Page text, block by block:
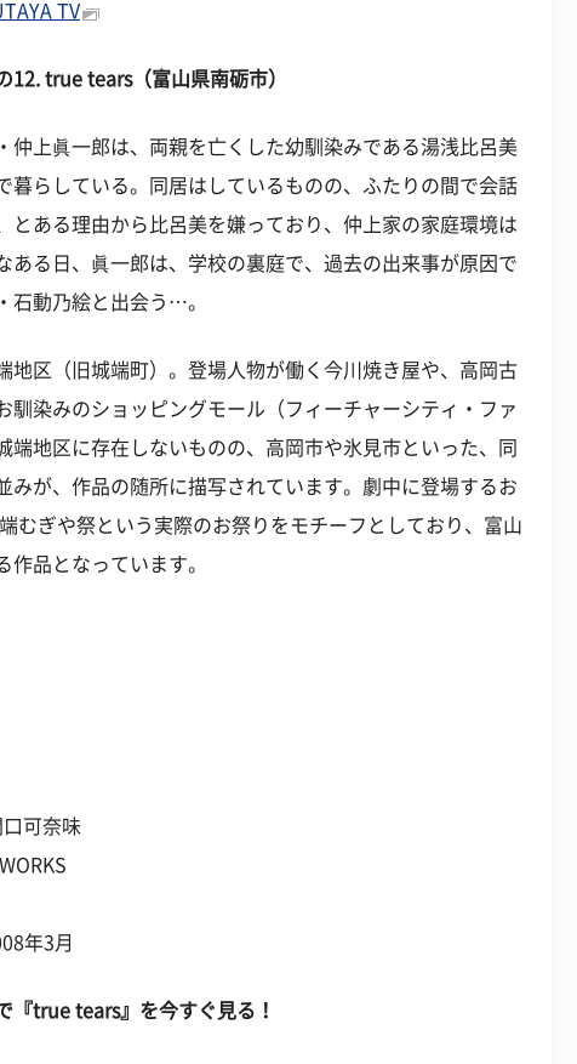
TV
12. true tears（富山県南砺市）
仲上眞一郎は、両親を亡くした幼馴染みである湯浅比呂美
暮らしている。同居はしているものの、ふたりの間で会話
とある理由から比呂美を嫌っており、仲上家の家庭環境は
ある日、眞一郎は、学校の裏庭で、過去の出来事が原因で
石動乃絵と出会う…。
地区（旧城端町）。登場人物が働く今川焼き屋や、高岡古
馴染みのショッピングモール（フィーチャーシティ・ファ
端地区に存在しないものの、高岡市や氷見市といった、同
みが、作品の随所に描写されています。劇中に登場するお
むぎや祭という実際のお祭りをモチーフとしており、富山
作品となっています。
可奈味
年3月
『true tears』を今すぐ見る！